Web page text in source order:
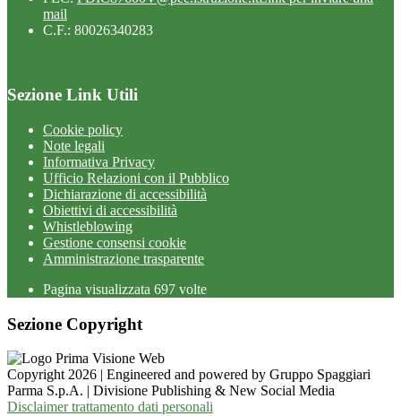
mail
C.F.: 80026340283
Sezione Link Utili
Cookie policy
Note legali
Informativa Privacy
Ufficio Relazioni con il Pubblico
Dichiarazione di accessibilità
Obiettivi di accessibilità
Whistleblowing
Gestione consensi cookie
Amministrazione trasparente
Pagina visualizzata 697 volte
Sezione Copyright
Copyright 2026 | Engineered and powered by Gruppo Spaggiari
Parma S.p.A. | Divisione Publishing & New Social Media
Disclaimer trattamento dati personali